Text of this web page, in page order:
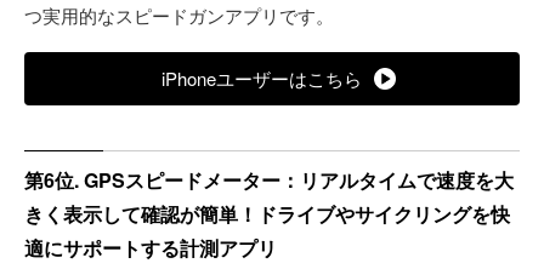
つ実用的なスピードガンアプリです。
iPhoneユーザーはこちら
第6位. GPSスピードメーター：リアルタイムで速度を大
きく表示して確認が簡単！ドライブやサイクリングを快
適にサポートする計測アプリ